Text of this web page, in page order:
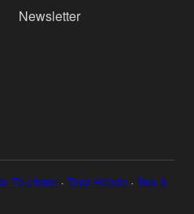
Newsletter
Tourisme · Tour Hebdo · Bus &